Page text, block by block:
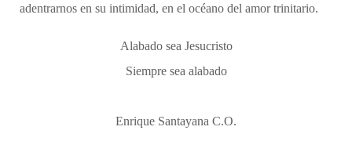
adentrarnos en su intimidad, en el océano del amor trinitario.
Alabado sea Jesucristo
Siempre sea alabado
Enrique Santayana C.O.